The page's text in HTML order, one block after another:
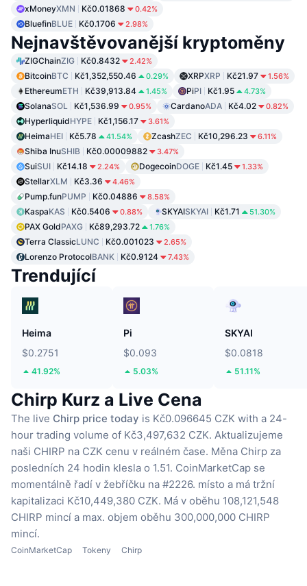
xMoneyXMN Kč0.01868 0.42%
BluefinBLUE Kč0.1706 2.98%
Nejnavštěvovanější kryptoměny
ZIGChainZIG Kč0.8432 2.42%
BitcoinBTC Kč1,352,550.46 0.29% XRPXRP Kč21.97 1.56%
EthereumETH Kč39,913.84 1.45% PiPI Kč1.95 4.73%
SolanaSOL Kč1,536.99 0.95% CardanoADA Kč4.02 0.82%
HyperliquidHYPE Kč1,156.17 3.61%
HeimaHEI Kč5.78 41.54% ZcashZEC Kč10,296.23 6.11%
Shiba InuSHIB Kč0.00009882 3.47%
SuiSUI Kč14.18 2.24% DogecoinDOGE Kč1.45 1.33%
StellarXLM Kč3.36 4.46%
Pump.funPUMP Kč0.04886 8.58%
KaspaKAS Kč0.5406 0.88% SKYAISKYAI Kč1.71 51.30%
PAX GoldPAXG Kč89,293.72 1.76%
Terra ClassicLUNC Kč0.001023 2.65%
Lorenzo ProtocolBANK Kč0.9124 7.43%
Trendující
Heima
$0.2751
41.92%
Pi
$0.093
5.03%
SKYAI
$0.0818
51.11%
Chirp Kurz a Live Cena
The live Chirp price today is Kč0.096645 CZK with a 24-
hour trading volume of Kč3,497,632 CZK. Aktualizujeme
naši CHIRP na CZK cenu v reálném čase. Měna Chirp za
posledních 24 hodin klesla o 1.51. CoinMarketCap se
momentálně řadí v žebříčku na #2226. místo a má tržní
kapitalizaci Kč10,449,380 CZK. Má v oběhu 108,121,548
CHIRP mincí a max. objem oběhu 300,000,000 CHIRP
mincí.
CoinMarketCap Tokeny Chirp